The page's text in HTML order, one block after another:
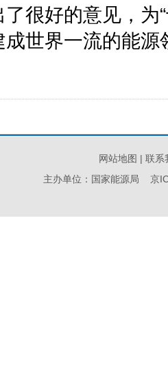
了很好的意见，为
成世界一流的能